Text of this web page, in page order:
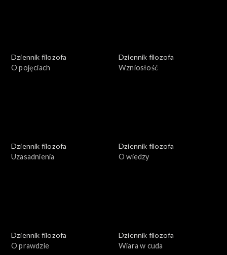
Dziennik filozofa
O pojęciach
Dziennik filozofa
Wzniosłość
Dziennik filozofa
Uzasadnienia
Dziennik filozofa
O wiedzy
Dziennik filozofa
O prawdzie
Dziennik filozofa
Wiara w cuda